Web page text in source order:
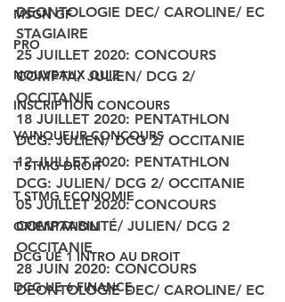
MSGN GF
PRO
NOUVEAUX QUIZ
INSCRIPTION CONCOURS
VAINQUEUR CONCOURS
T STMG DROIT
T STMG ECONOMIE
ORIENTATION
DCG UE 1 INTRO AU DROIT
DCG UE 6 FINANCE
DEONTOLOGIE DEC/ CAROLINE/ EC
STAGIAIRE
25 JUILLET 2020: CONCOURS
COMPTA/ JULIEN/ DCG 2/
OCCITANIE
18 JUILLET 2020: PENTATHLON
DCG: JULIEN/ DCG 2/ OCCITANIE
12 JUILLET 2020: PENTATHLON
DCG: JULIEN/ DCG 2/ OCCITANIE
05 JUILLET 2020: CONCOURS
COMPTABILITÉ/ JULIEN/ DCG 2
OCCITANIE
28 JUIN 2020: CONCOURS
DEONTOLOGIE DEC/ CAROLINE/ EC